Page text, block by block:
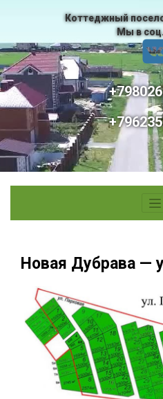
Коттеджный
Мы в соц.
Новая Дубрава —